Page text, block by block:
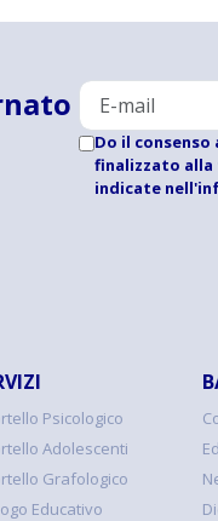
Do il
finalizzato
indicate
Psicologico
Adolescenti
Grafologico
Educativo